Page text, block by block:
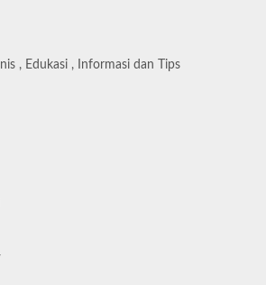
, Edukasi , Informasi dan Tips